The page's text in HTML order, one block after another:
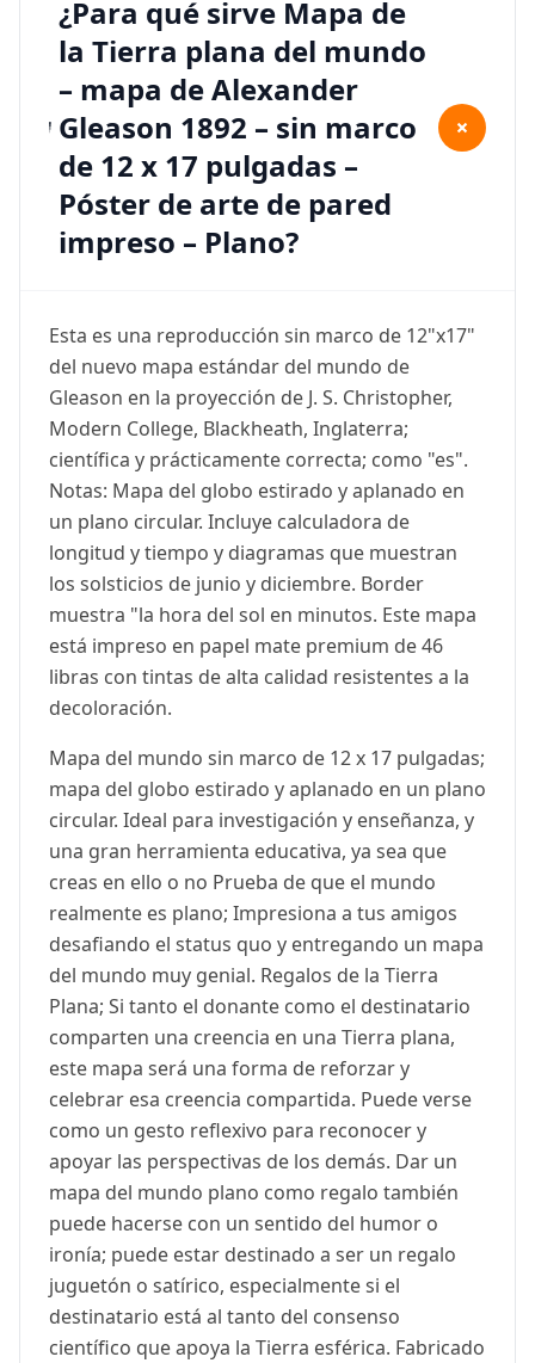
¿Para qué sirve Mapa de
la Tierra plana del mundo
– mapa de Alexander
Gleason 1892 – sin marco
de 12 x 17 pulgadas –
Póster de arte de pared
impreso – Plano?
+
Esta es una reproducción sin marco de 12"x17"
del nuevo mapa estándar del mundo de
Gleason en la proyección de J. S. Christopher,
Modern College, Blackheath, Inglaterra;
científica y prácticamente correcta; como "es".
Notas: Mapa del globo estirado y aplanado en
un plano circular. Incluye calculadora de
longitud y tiempo y diagramas que muestran
los solsticios de junio y diciembre. Border
muestra "la hora del sol en minutos. Este mapa
está impreso en papel mate premium de 46
libras con tintas de alta calidad resistentes a la
decoloración.
Mapa del mundo sin marco de 12 x 17 pulgadas;
mapa del globo estirado y aplanado en un plano
circular. Ideal para investigación y enseñanza, y
una gran herramienta educativa, ya sea que
creas en ello o no Prueba de que el mundo
realmente es plano; Impresiona a tus amigos
desafiando el status quo y entregando un mapa
del mundo muy genial. Regalos de la Tierra
Plana; Si tanto el donante como el destinatario
comparten una creencia en una Tierra plana,
este mapa será una forma de reforzar y
celebrar esa creencia compartida. Puede verse
como un gesto reflexivo para reconocer y
apoyar las perspectivas de los demás. Dar un
mapa del mundo plano como regalo también
puede hacerse con un sentido del humor o
ironía; puede estar destinado a ser un regalo
juguetón o satírico, especialmente si el
destinatario está al tanto del consenso
científico que apoya la Tierra esférica. Fabricado